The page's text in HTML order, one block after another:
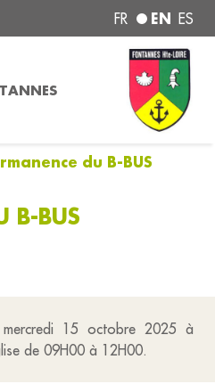
FR EN ES
du B-BUS
B-BUS
mercredi 15 octobre 2025 à
de 09H00 à 12H00.